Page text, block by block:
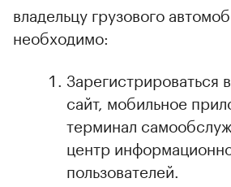
владельцу грузового
необходимо:
Зарегистрироваться
сайт, мобильное
терминал
центр
пользователей.